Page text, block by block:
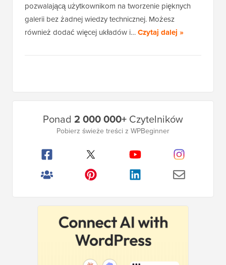
pozwalającą użytkownikom na tworzenie pięknych
galerii bez żadnej wiedzy technicznej. Możesz
również dodać więcej układów i…Czytaj dalej »
Ponad 2 000 000+ Czytelników
Pobierz świeże treści z WPBeginner